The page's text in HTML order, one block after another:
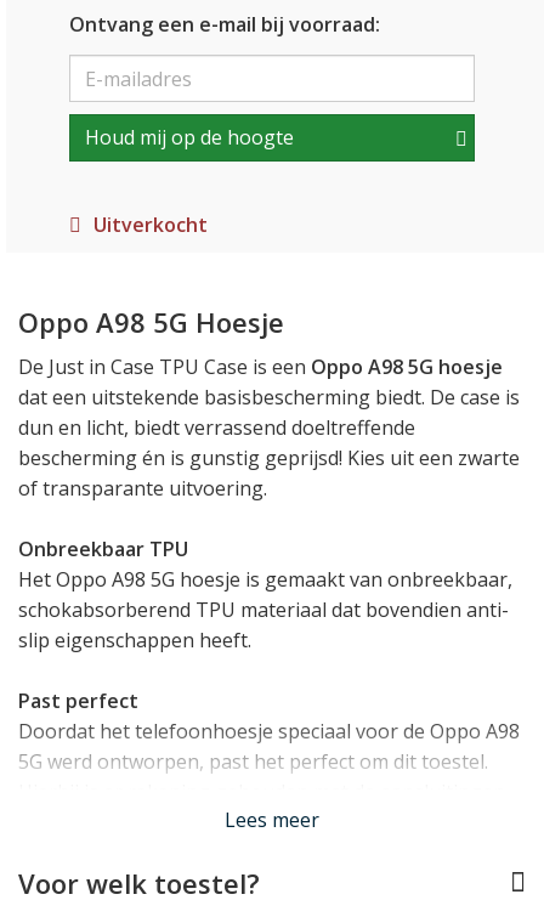
Ontvang een e-mail bij voorraad:
Houd mij op de hoogte
Uitverkocht
Oppo A98 5G Hoesje
De Just in Case TPU Case is een Oppo A98 5G hoesje
dat een uitstekende basisbescherming biedt. De case is
dun en licht, biedt verrassend doeltreffende
bescherming én is gunstig geprijsd! Kies uit een zwarte
of transparante uitvoering.
Onbreekbaar TPU
Het Oppo A98 5G hoesje is gemaakt van onbreekbaar,
schokabsorberend TPU materiaal dat bovendien anti-
slip eigenschappen heeft.
Past perfect
Doordat het telefoonhoesje speciaal voor de Oppo A98
5G werd ontworpen, past het perfect om dit toestel.
knopjes en camera's van het toestel zodat u uw
Lees minder
Lees meer
Voor welk toestel?